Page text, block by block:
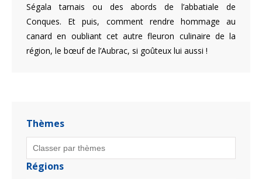
Ségala tarnais ou des abords de l’abbatiale de
Conques. Et puis, comment rendre hommage au
canard en oubliant cet autre fleuron culinaire de la
région, le bœuf de l’Aubrac, si goûteux lui aussi !
Thèmes
Régions